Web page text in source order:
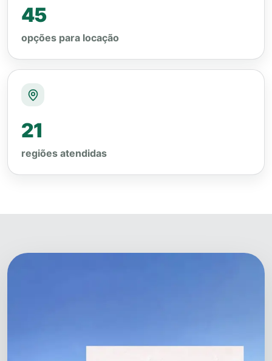
45
opções para locação
21
regiões atendidas